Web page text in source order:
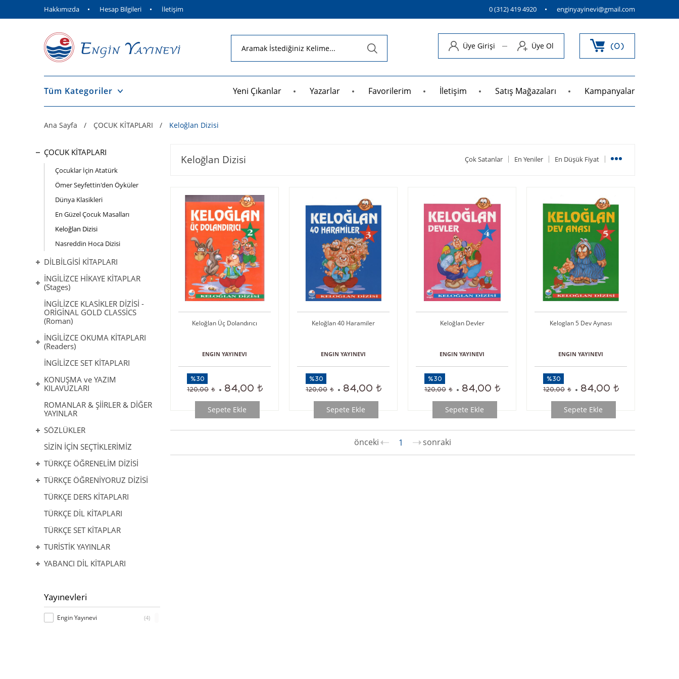
Hakkımızda Hesap Bilgileri İletişim 0 (312) 419 4920 enginyayinevi@gmail.com
Üye Girişi Üye Ol 0
Tüm Kategoriler Yeni Çıkanlar Yazarlar Favorilerim İletişim Satış Mağazaları Kampanyalar
Ana Sayfa ÇOCUK KİTAPLARI Keloğlan Dizisi
ÇOCUK KİTAPLARI
Çocuklar İçin Atatürk
Ömer Seyfettin'den Öyküler
Dünya Klasikleri
En Güzel Çocuk Masalları
Keloğlan Dizisi
Nasreddin Hoca Dizisi
DİLBİLGİSİ KİTAPLARI
İNGİLİZCE HİKAYE KİTAPLAR
(Stages)
İNGİLİZCE KLASİKLER DİZİSİ -
ORİGİNAL GOLD CLASSİCS
(Roman)
İNGİLİZCE OKUMA KİTAPLARI
(Readers)
İNGİLİZCE SET KİTAPLARI
KONUŞMA ve YAZIM
KILAVUZLARI
ROMANLAR & ŞİİRLER & DİĞER
YAYINLAR
SÖZLÜKLER
SİZİN İÇİN SEÇTİKLERİMİZ
TÜRKÇE ÖĞRENELİM DİZİSİ
TÜRKÇE ÖĞRENİYORUZ DİZİSİ
TÜRKÇE DERS KİTAPLARI
TÜRKÇE DİL KİTAPLARI
TÜRKÇE SET KİTAPLAR
TURİSTİK YAYINLAR
YABANCI DİL KİTAPLARI
Yayınevleri
Engin Yayınevi (4)
Keloğlan Dizisi Çok Satanlar En Yeniler En Düşük Fiyat
Sepete Ekle
Keloğlan Üç Dolandırıcı
ENGIN YAYINEVI
%30
120,00
84,00
Sepete Ekle
Keloğlan 40 Haramiler
ENGIN YAYINEVI
%30
120,00
84,00
Sepete Ekle
Keloğlan Devler
ENGIN YAYINEVI
%30
120,00
84,00
Sepete Ekle
Keloglan 5 Dev Aynası
ENGIN YAYINEVI
%30
120,00
84,00
1